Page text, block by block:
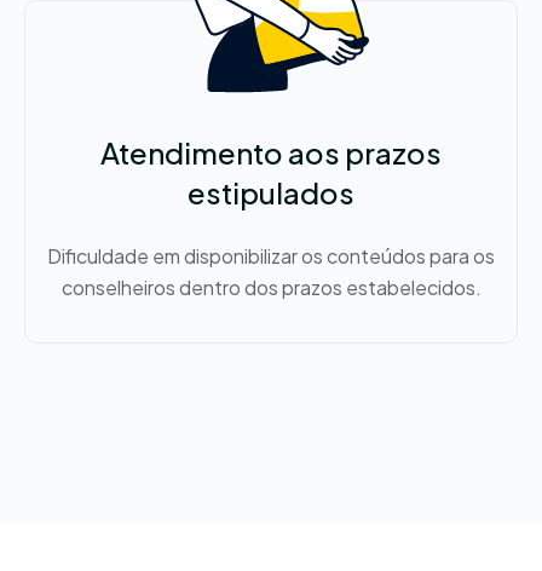
Atendimento aos prazos
estipulados
Dificuldade em disponibilizar os conteúdos para os
conselheiros dentro dos prazos estabelecidos.